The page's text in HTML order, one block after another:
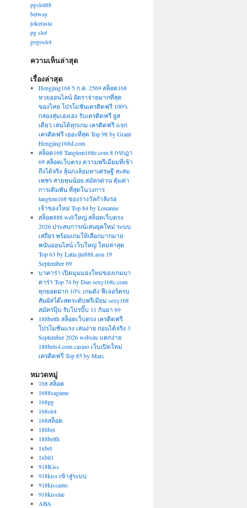
pgslot88
betway
jokerasia
pg slot
gogoslot
ความเห็นล่าสุด
เรื่องล่าสุด
Hengjing168 5 ก.ค. 2569 สล็อต168
หวยออนไลน์ อัตราจ่ายมากที่สุด
ของไทย โปรโมชั่นเครดิตฟรี 100%
กล่องสุ่มเฮงเฮง รับเครดิตฟรี ยูส
เดียว เล่นได้ทุกเกม เครดิตฟรี แจก
เครดิตฟรี เยอะที่สุด Top 98 by Grant
Hengjing168d.com
สล็อต168 Tangtem168e.com 8 กรกฎา
69 สล็อตเว็บตรง ความพรีเมียมที่เข้า
ถึงได้จริง ลุ้นกงล้อมหาเศรษฐี สะสม
เพชร สายทุนน้อย สมัครด่วน คุ้มค่า
การเดิมพัน ที่สุดในวงการ
tangtem168 ของรางวัลกำลังรอ
เจ้าของใหม่ Top 84 by Louanne
สล็อต888 webใหญ่ สล็อตเว็บตรง
2026 ประสบการณ์เล่นยุคใหม่ ระบบ
เสถียร พร้อมเกมให้เลือกมากมาย
พนันออนไลน์ เว็บใหญ่ ใหม่ล่าสุด
Top 63 by Latia jin888.asia 19
September 69
บาคาร่า เปิดมุมมองใหม่ของเกมบา
คาร่า Top 74 by Dan sexy168c.com
ทุกยอดฝาก 10% เกมดัง ฟีเจอร์ครบ
สัมผัสโต๊ะสดระดับพรีเมียม sexy168
สมัครปุ๊บ รับโปรปั๊บ 11 กันยา 69
188betth สล็อตเว็บตรง เครดิตฟรี
โปรโมชั่นแรง เล่นง่าย ถอนได้จริง 3
September 2026 website แตกง่าย
188bets4.com casino เว็บเปิดใหม่
เครดิตฟรี Top 85 by Marc
หมวดหมู่
168 สล็อต
1688sagame
168pg
168slot
168สล็อต
188bet
188betth
1xbet
1xbit1
918Kiss
918kiss เข้าสู่ระบบ
918kissauto
918kissme
ABA